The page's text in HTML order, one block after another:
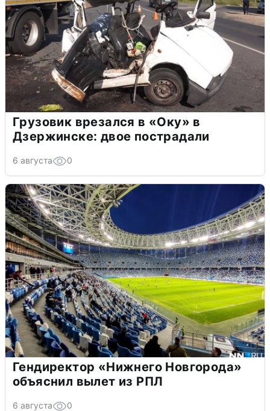
Грузовик врезался в «Оку» в
Дзержинске: двое пострадали
6 августа 0
Гендиректор «Нижнего Новгорода»
объяснил вылет из РПЛ
6 августа 0